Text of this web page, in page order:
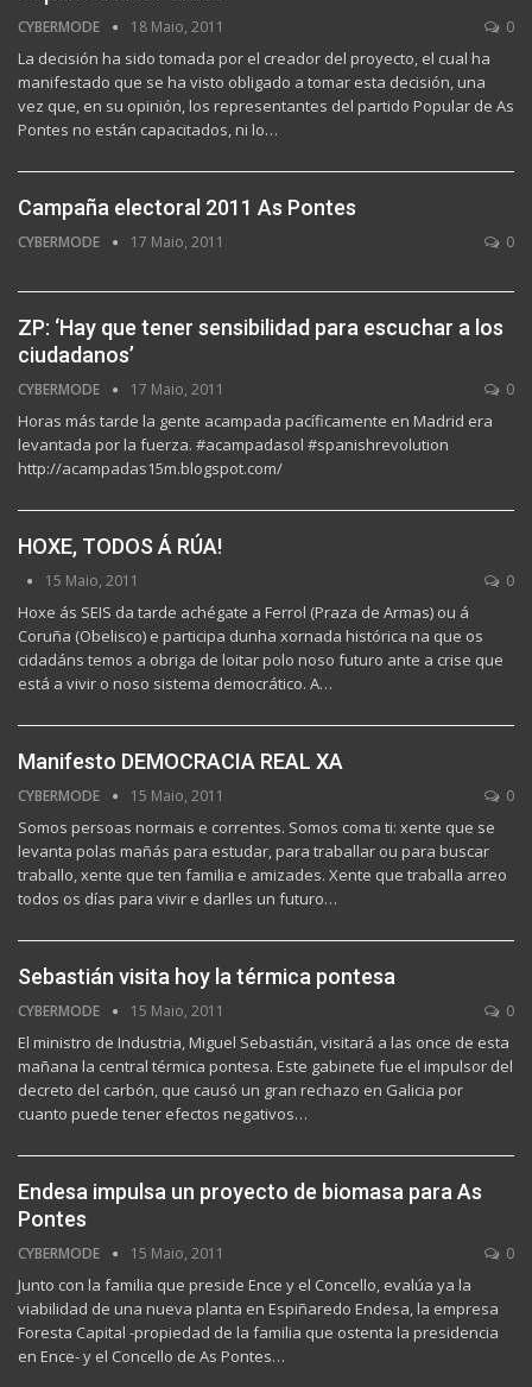
CYBERMODE 18 Maio, 2011 0
La decisión ha sido tomada por el creador del proyecto, el cual ha
manifestado que se ha visto obligado a tomar esta decisión, una
vez que, en su opinión, los representantes del partido Popular de As
Pontes no están capacitados, ni lo…
Campaña electoral 2011 As Pontes
CYBERMODE 17 Maio, 2011 0
ZP: ‘Hay que tener sensibilidad para escuchar a los
ciudadanos’
CYBERMODE 17 Maio, 2011 0
Horas más tarde la gente acampada pacíficamente en Madrid era
levantada por la fuerza. #acampadasol #spanishrevolution
http://acampadas15m.blogspot.com/
HOXE, TODOS Á RÚA!
15 Maio, 2011 0
Hoxe ás SEIS da tarde achégate a Ferrol (Praza de Armas) ou á
Coruña (Obelisco) e participa dunha xornada histórica na que os
cidadáns temos a obriga de loitar polo noso futuro ante a crise que
está a vivir o noso sistema democrático. A…
Manifesto DEMOCRACIA REAL XA
CYBERMODE 15 Maio, 2011 0
Somos persoas normais e correntes. Somos coma ti: xente que se
levanta polas mañás para estudar, para traballar ou para buscar
traballo, xente que ten familia e amizades. Xente que traballa arreo
todos os días para vivir e darlles un futuro…
Sebastián visita hoy la térmica pontesa
CYBERMODE 15 Maio, 2011 0
El ministro de Industria, Miguel Sebastián, visitará a las once de esta
mañana la central térmica pontesa. Este gabinete fue el impulsor del
decreto del carbón, que causó un gran rechazo en Galicia por
cuanto puede tener efectos negativos…
Endesa impulsa un proyecto de biomasa para As
Pontes
CYBERMODE 15 Maio, 2011 0
Junto con la familia que preside Ence y el Concello, evalúa ya la
viabilidad de una nueva planta en Espiñaredo Endesa, la empresa
Foresta Capital -propiedad de la familia que ostenta la presidencia
en Ence- y el Concello de As Pontes…